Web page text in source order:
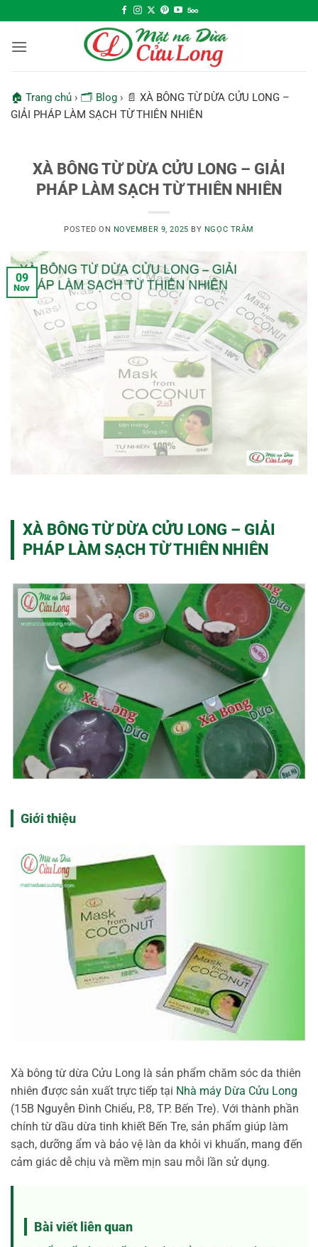
to
content
🏠 Trang chủ › 🗂 Blog › 📄 XÀ BÔNG TỪ DỪA CỬU LONG –
GIẢI PHÁP LÀM SẠCH TỪ THIÊN NHIÊN
XÀ BÔNG TỪ DỪA CỬU LONG – GIẢI
PHÁP LÀM SẠCH TỪ THIÊN NHIÊN
POSTED ON NOVEMBER 9, 2025 BY NGỌC TRÂM
09
Nov
XÀ BÔNG TỪ DỪA CỬU LONG – GIẢI
PHÁP LÀM SẠCH TỪ THIÊN NHIÊN
Giới thiệu
Xà bông từ dừa Cửu Long là sản phẩm chăm sóc da thiên
nhiên được sản xuất trực tiếp tại Nhà máy Dừa Cửu Long
(15B Nguyễn Đình Chiểu, P.8, TP. Bến Tre). Với thành phần
chính từ dầu dừa tinh khiết Bến Tre, sản phẩm giúp làm
sạch, dưỡng ẩm và bảo vệ làn da khỏi vi khuẩn, mang đến
cảm giác dễ chịu và mềm mịn sau mỗi lần sử dụng.
Bài viết liên quan